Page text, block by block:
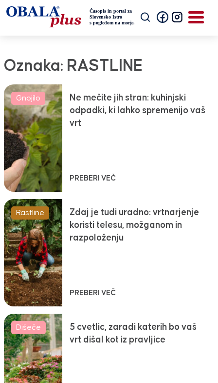
Oznaka: RASTLINE
Gnojilo
Ne mečite jih stran: kuhinjski
odpadki, ki lahko spremenijo vaš
vrt
PREBERI VEČ
Rastline
Zdaj je tudi uradno: vrtnarjenje
koristi telesu, možganom in
razpoloženju
PREBERI VEČ
Dišeče
5 cvetlic, zaradi katerih bo vaš
vrt dišal kot iz pravljice